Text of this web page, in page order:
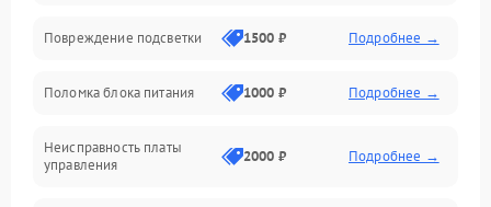
Неисправность звука
Механические повреждения
Повреждение подсветки 1500 ₽ Подробнее →
Поломка блока питания 1000 ₽ Подробнее →
Неисправность платы
управления
2000 ₽ Подробнее →